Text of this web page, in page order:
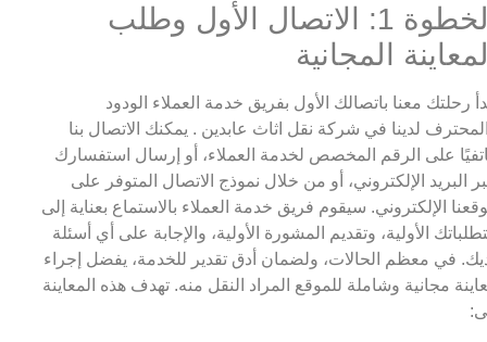
الخطوة 1: الاتصال الأول وطلب
المجانية
رحلتك معنا باتصالك الأول بفريق خدمة العملاء الودود
لدينا في شركة نقل اثاث عابدين . يمكنك الاتصال بنا
على الرقم المخصص لخدمة العملاء، أو إرسال استفسارك
البريد الإلكتروني، أو من خلال نموذج الاتصال المتوفر على
الإلكتروني. سيقوم فريق خدمة العملاء بالاستماع بعناية إلى
الأولية، وتقديم المشورة الأولية، والإجابة على أي أسئلة
في معظم الحالات، ولضمان أدق تقدير للخدمة، يفضل إجراء
مجانية وشاملة للموقع المراد النقل منه. تهدف هذه المعاينة